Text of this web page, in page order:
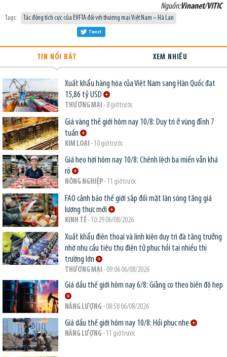
Nguồn:Vinanet/VITIC
Tags: Tác động tích cực của EVFTA đối với thương mại Việt Nam – Hà Lan
Tweet
TIN NỔI BẬT XEM NHIỀU
Xuất khẩu hàng hóa của Việt Nam sang Hàn Quốc đạt
15,86 tỷ USD
THƯƠNG MẠI - 8 giờ trước
Giá vàng thế giới hôm nay 10/8: Duy trì ở vùng đỉnh 7
tuần
KIM LOẠI - 10 giờ trước
Giá heo hơi hôm nay 10/8: Chênh lệch ba miền vẫn khá
rõ
NÔNG NGHIỆP- 11 giờ trước
FAO cảnh báo thế giới sắp đối mặt làn sóng tăng giá
lương thực mới
KINH TẾ- 10:29 06/08/2026
Xuất khẩu điện thoại và linh kiện duy trì đà tăng trưởng
nhờ nhu cầu tiêu thụ điện tử phục hồi tại nhiều thị
trường lớn
THƯƠNG MẠI - 09:06 06/08/2026
Giá dầu thế giới hôm nay 6/8: Giằng co theo biên độ hẹp
NĂNG LƯỢNG - 08:58 06/08/2026
Giá dầu thế giới hôm nay 10/8: Hồi phục nhẹ
NĂNG LƯỢNG - 11 giờ trước